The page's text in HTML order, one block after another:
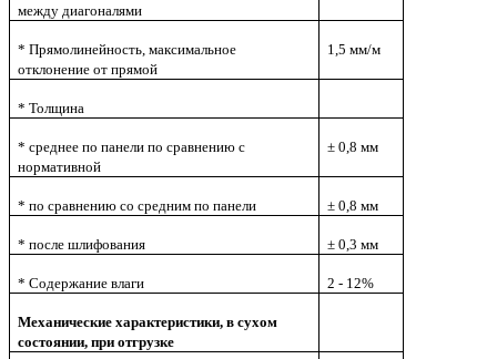
между диагоналями
* Прямолинейность, максимальное
отклонение от прямой
1,5 мм/м
* Толщина
* среднее по панели по сравнению с
нормативной
± 0,8 мм
* по сравнению со средним по панели ± 0,8 мм
* после шлифования ± 0,3 мм
* Содержание влаги 2 - 12%
Механические характеристики, в сухом
состоянии, при отгрузке